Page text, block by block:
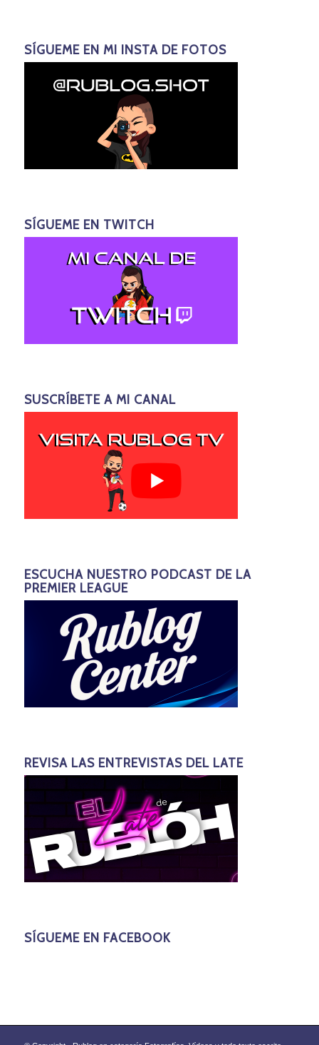
SÍGUEME EN MI INSTA DE FOTOS
SÍGUEME EN TWITCH
SUSCRÍBETE A MI CANAL
ESCUCHA NUESTRO PODCAST DE LA
PREMIER LEAGUE
REVISA LAS ENTREVISTAS DEL LATE
SÍGUEME EN FACEBOOK